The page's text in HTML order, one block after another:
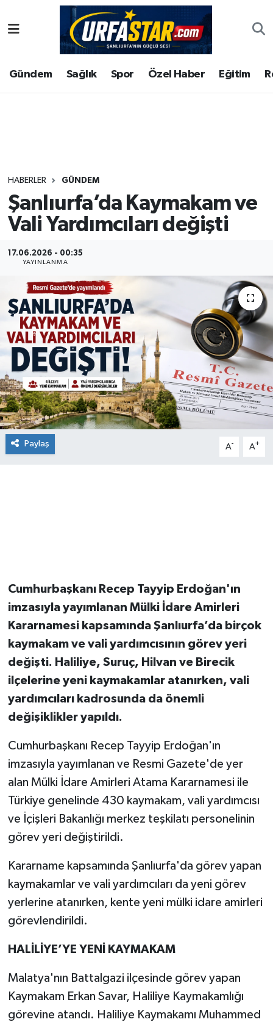
Gündem Sağlık Spor Özel Haber Eğitim
HABERLER GÜNDEM
Şanlıurfa’da Kaymakam ve
Vali Yardımcıları değişti
17.06.2026 - 00:35
YAYINLANMA
Paylaş A- A+
Cumhurbaşkanı Recep Tayyip Erdoğan'ın
imzasıyla yayımlanan Mülki İdare Amirleri
Kararnamesi kapsamında Şanlıurfa’da birçok
kaymakam ve vali yardımcısının görev yeri
değişti. Haliliye, Suruç, Hilvan ve Birecik
ilçelerine yeni kaymakamlar atanırken, vali
yardımcıları kadrosunda da önemli
değişiklikler yapıldı.
Cumhurbaşkanı Recep Tayyip Erdoğan'ın
imzasıyla yayımlanan ve Resmi Gazete'de yer
alan Mülki İdare Amirleri Atama Kararnamesi ile
Türkiye genelinde 430 kaymakam, vali yardımcısı
ve İçişleri Bakanlığı merkez teşkilatı personelinin
görev yeri değiştirildi.
Kararname kapsamında Şanlıurfa'da görev yapan
kaymakamlar ve vali yardımcıları da yeni görev
yerlerine atanırken, kente yeni mülki idare amirleri
görevlendirildi.
HALİLİYE’YE YENİ KAYMAKAM
Malatya'nın Battalgazi ilçesinde görev yapan
Kaymakam Erkan Savar, Haliliye Kaymakamlığı
görevine atandı. Haliliye Kaymakamı Muhammed
ASAYİS
ÇEVRE
Gündem
Kültür
Magazin
Şanlıurfa Nöbetçi Eczaneler
Şanlıurfa Hava Durumu
Tüm Manşetler
Son Dakika Haberleri
Haber Arşivi